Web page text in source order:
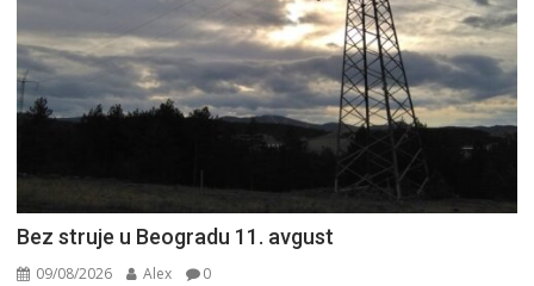
Bez struje u Beogradu 11. avgust
09/08/2026 Alex 0